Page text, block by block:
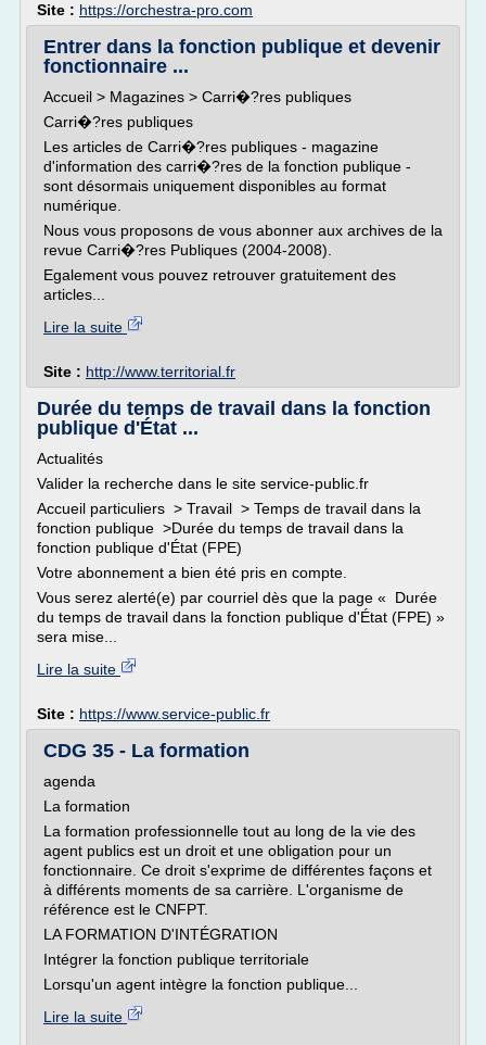
Site : https://orchestra-pro.com
Entrer dans la fonction publique et devenir
fonctionnaire ...
Accueil > Magazines > Carri�?res publiques
Carri�?res publiques
Les articles de Carri�?res publiques - magazine
d'information des carri�?res de la fonction publique -
sont désormais uniquement disponibles au format
numérique.
Nous vous proposons de vous abonner aux archives de la
revue Carri�?res Publiques (2004-2008).
Egalement vous pouvez retrouver gratuitement des
articles...
Lire la suite
Site : http://www.territorial.fr
Durée du temps de travail dans la fonction
publique d'État ...
Actualités
Valider la recherche dans le site service-public.fr
Accueil particuliers > Travail > Temps de travail dans la
fonction publique >Durée du temps de travail dans la
fonction publique d'État (FPE)
Votre abonnement a bien été pris en compte.
Vous serez alerté(e) par courriel dès que la page « Durée
du temps de travail dans la fonction publique d'État (FPE) »
sera mise...
Lire la suite
Site : https://www.service-public.fr
CDG 35 - La formation
agenda
La formation
La formation professionnelle tout au long de la vie des
agent publics est un droit et une obligation pour un
fonctionnaire. Ce droit s'exprime de différentes façons et
à différents moments de sa carrière. L'organisme de
référence est le CNFPT.
LA FORMATION D'INTÉGRATION
Intégrer la fonction publique territoriale
Lorsqu'un agent intègre la fonction publique...
Lire la suite